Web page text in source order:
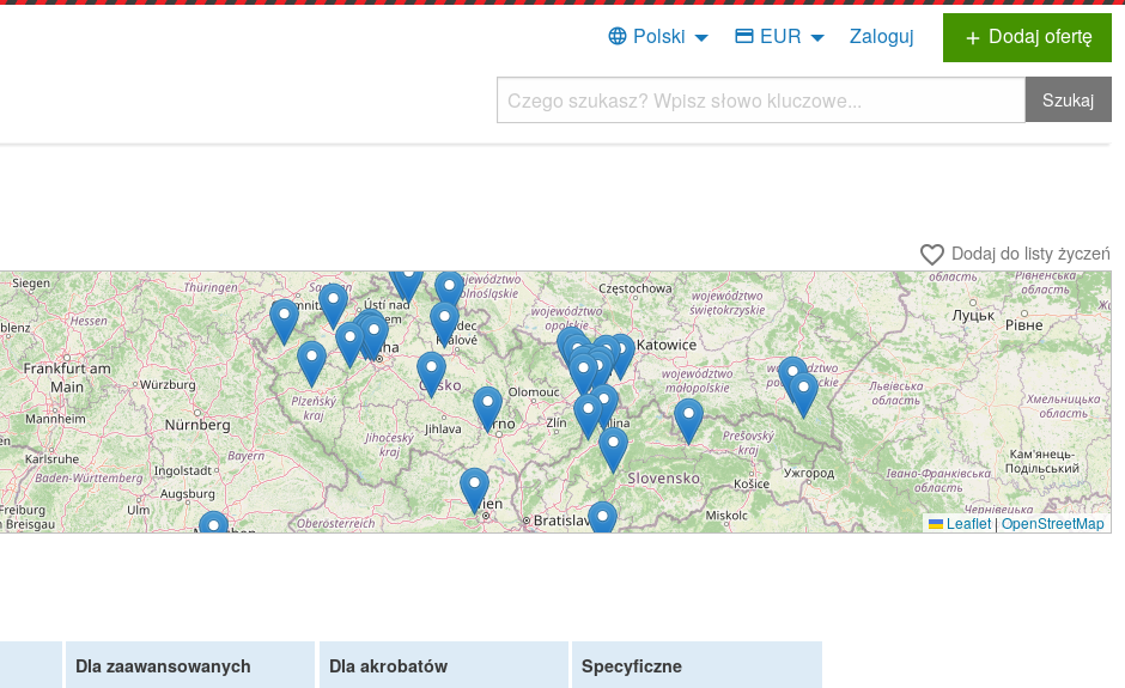
language Polski credit_card EUR Zaloguj add Dodaj ofertę
Szukaj
favorite_border Dodaj do listy życzeń
Ładowanie...
Leaflet| OpenStreetMap
Dla zaawansowanych Dla akrobatów Specyficzne